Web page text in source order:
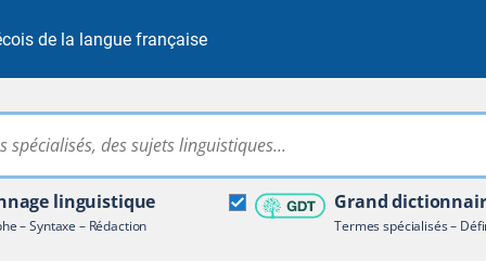
de la langue française
Rechercher dans tout le site
linguistique
– Syntaxe – Rédaction
Grand
Termes spécialisés –
terminologique